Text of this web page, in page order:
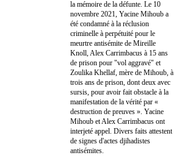
la mémoire de la défunte. Le 10
novembre 2021, Yacine Mihoub a
été condamné à la réclusion
criminelle à perpétuité pour le
meurtre antisémite de Mireille
Knoll, Alex Carrimbacus à 15 ans
de prison pour "vol aggravé" et
Zoulika Khellaf, mère de Mihoub, à
trois ans de prison, dont deux avec
sursis, pour avoir fait obstacle à la
manifestation de la vérité par «
destruction de preuves ». Yacine
Mihoub et Alex Carrimbacus ont
interjeté appel. Divers faits attestent
de signes d'actes djihadistes
antisémites.